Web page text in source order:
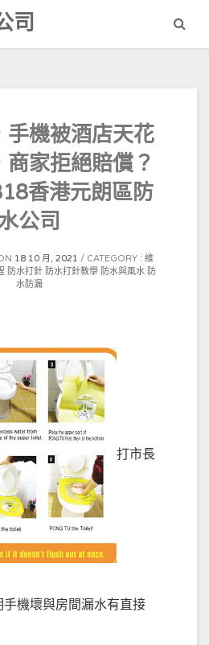
司
手機被酒店天花
商家拒絕賠償？
香港元朗區防
公司
18 10 月, 2021 CATEGORY : 維
防水打針 防水打針教學 防水與風水 防
水防漏
打市長
機壞與房間漏水有直接